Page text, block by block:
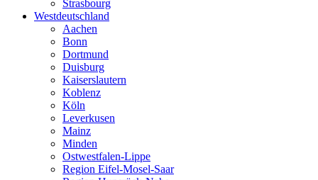
Strasbourg
Westdeutschland
Aachen
Bonn
Dortmund
Duisburg
Kaiserslautern
Koblenz
Köln
Leverkusen
Mainz
Minden
Ostwestfalen-Lippe
Region Eifel-Mosel-Saar